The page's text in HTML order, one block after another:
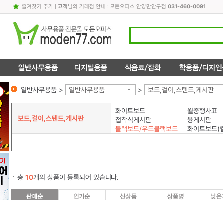
즐겨찾기 추가| 고객님의 거래점 안내 : 모든오피스 안양만안구점 031-460-0091
일반사무용품 > 일반사무용품 > 보드,걸이,스텐드,게시판
보드,걸이,스텐드,게시판
화이트보드
월중행사표
접착식게시판
융게시판
블랙보드/우드블랙보드
화이트보드(
총 10개의 상품이 등록되어 있습니다.